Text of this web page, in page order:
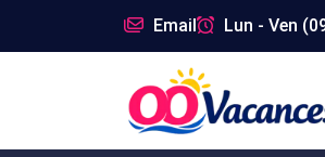
Email Lun - Ven